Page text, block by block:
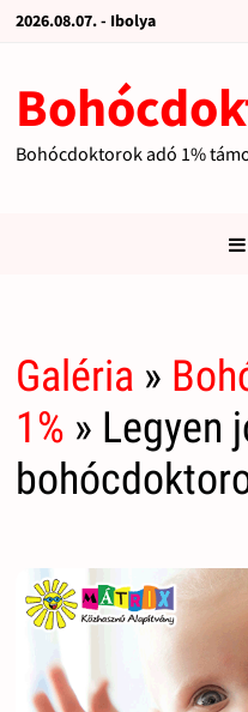
2026.08.07. - Ibolya
Bohócdoktorok adó 1%
Galéria »
1% » Legyen